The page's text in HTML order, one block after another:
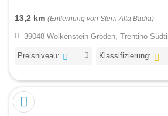
13,2 km (Entfernung von Stern Alta Badia)
39048 Wolkenstein Gröden, Trentino-
Preisniveau: Klassifizierung: